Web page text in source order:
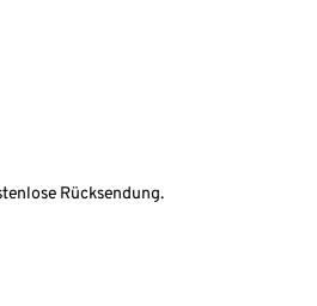
Rücksendung.